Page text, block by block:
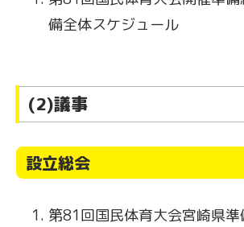
備全体スケジュール
(2)議事
設立総会
第81回国民体育大会宮崎県